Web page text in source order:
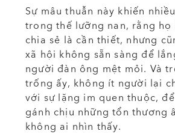
Sự mâu thuẫn này khiến
trong thế lưỡng nan, rằng
chia sẻ là cần thiết, nhưng
xã hội không sẵn sàng để
người đàn ông mệt mỏi. Và
trống ấy, không ít người lại
với sự lặng im quen thuộc,
gánh chịu những tổn thương
không ai nhìn thấy.